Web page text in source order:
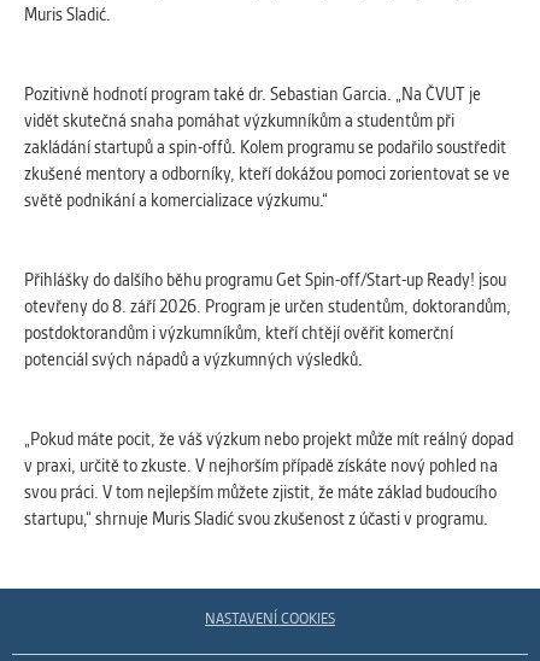
Muris Sladić.
Pozitivně hodnotí program také dr. Sebastian Garcia. „Na ČVUT je
vidět skutečná snaha pomáhat výzkumníkům a studentům při
zakládání startupů a spin-offů. Kolem programu se podařilo soustředit
zkušené mentory a odborníky, kteří dokážou pomoci zorientovat se ve
světě podnikání a komercializace výzkumu.“
Přihlášky do dalšího běhu programu Get Spin-off/Start-up Ready! jsou
otevřeny do 8. září 2026. Program je určen studentům, doktorandům,
postdoktorandům i výzkumníkům, kteří chtějí ověřit komerční
potenciál svých nápadů a výzkumných výsledků.
„Pokud máte pocit, že váš výzkum nebo projekt může mít reálný dopad
v praxi, určitě to zkuste. V nejhorším případě získáte nový pohled na
svou práci. V tom nejlepším můžete zjistit, že máte základ budoucího
startupu,“ shrnuje Muris Sladić svou zkušenost z účasti v programu.
NASTAVENÍ COOKIES